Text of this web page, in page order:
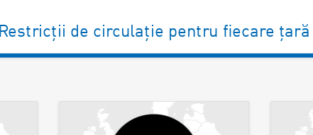
Restricții de circulație pentru fiecare țară